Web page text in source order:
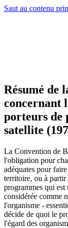
Saut au contenu
Résumé de
concernant
porteurs de
satellite
La Convention de
l'obligation pour
adéquates pour
territoire, ou à
programmes qui
considérée comme
l'organisme -
décide de quoi le
l'égard des